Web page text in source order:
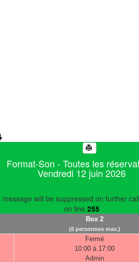
Format-Son - Toutes les
Vendredi 12 juin 2026
will be suppressed on further
on line 255
Box 2
(6 personnes max.)
Fermé
10:00 à 17:00
Admin